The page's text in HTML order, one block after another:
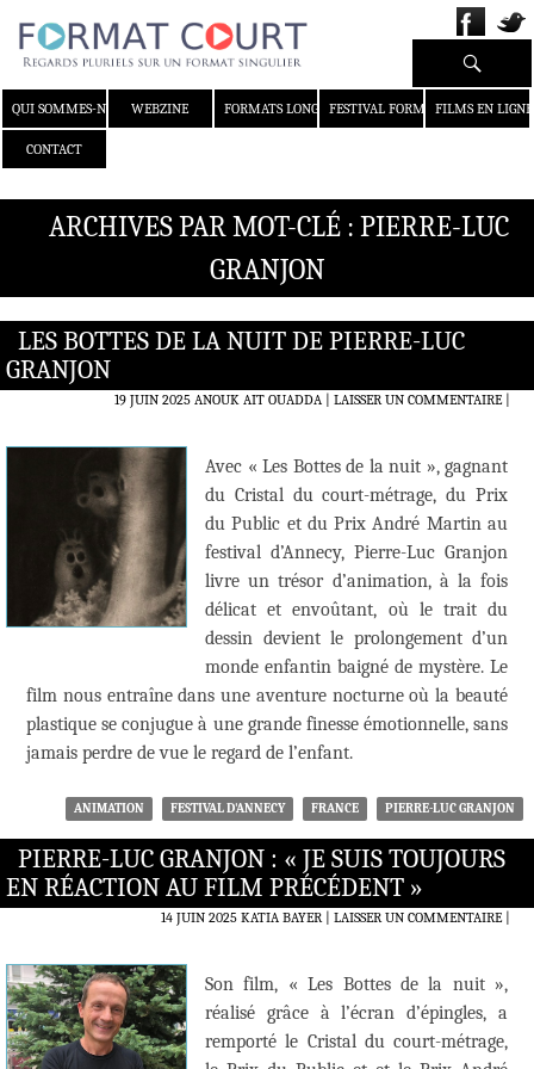
QUI SOMMES-NOUS ?WEBZINE FORMATS LONGS FESTIVAL FORMAT COURT
FILMS EN LIGNE
CONTACT
Recherche
ARCHIVES PAR MOT-CLÉ : PIERRE-LUC
GRANJON
LES BOTTES DE LA NUIT DE PIERRE-LUC
GRANJON
19 JUIN 2025 ANOUK AIT OUADDA LAISSER UN COMMENTAIRE|
Avec « Les Bottes de la nuit », gagnant
du Cristal du court-métrage, du Prix
du Public et du Prix André Martin au
festival d’Annecy, Pierre-Luc Granjon
livre un trésor d’animation, à la fois
délicat et envoûtant, où le trait du
dessin devient le prolongement d’un
monde enfantin baigné de mystère. Le
film nous entraîne dans une aventure nocturne où la beauté
plastique se conjugue à une grande finesse émotionnelle, sans
jamais perdre de vue le regard de l’enfant.
ANIMATION FESTIVAL D'ANNECY FRANCE PIERRE-LUC GRANJON
PIERRE-LUC GRANJON : « JE SUIS TOUJOURS
EN RÉACTION AU FILM PRÉCÉDENT »
14 JUIN 2025 KATIA BAYER LAISSER UN COMMENTAIRE|
Son film, « Les Bottes de la nuit »,
réalisé grâce à l’écran d’épingles, a
remporté le Cristal du court-métrage,